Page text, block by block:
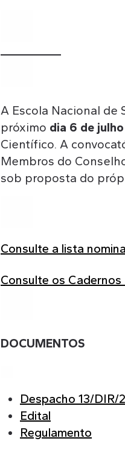
A Escola Nacional de
próximo dia 6 de
Científico. A
Membros do
sob proposta do
Consulte a lista
Consulte os
DOCUMENTOS
Despacho 13/DIR/
Edital
Regulamento